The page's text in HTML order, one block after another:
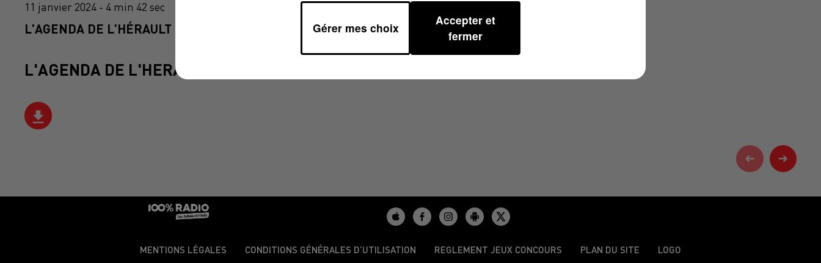
11 janvier 2024 - 4 min 42 sec
L'AGENDA DE L'HÉRAULT DU 11/01/2024 À 10H37
L'AGENDA DE L'HERAULT
MENTIONS LÉGALES CONDITIONS GÉNÉRALES D’UTILISATION REGLEMENT JEUX CONCOURS PLAN DU SITE LOGO
Gérer mes choix
Accepter et
fermer